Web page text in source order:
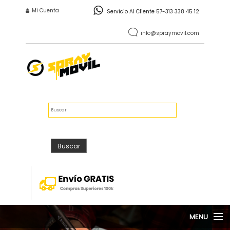
Pasar al contenido principal
INICIO DE SESIÓN
Mi Cuenta Servicio Al Cliente 57-313 338 45 12
info@spraymovil.com
FORMULARIO DE
BÚSQUEDA
Buscar
Buscar
MENU